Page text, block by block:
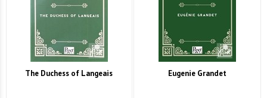
The Duchess of Langeais Eugenie Grandet